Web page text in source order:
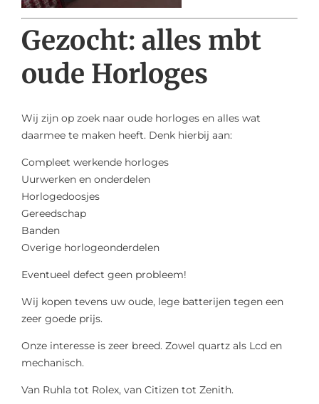
Gezocht: alles mbt
oude Horloges
Wij zijn op zoek naar oude horloges en alles wat
daarmee te maken heeft. Denk hierbij aan:
Compleet werkende horloges
Uurwerken en onderdelen
Horlogedoosjes
Gereedschap
Banden
Overige horlogeonderdelen
Eventueel defect geen probleem!
Wij kopen tevens uw oude, lege batterijen tegen een
zeer goede prijs.
Onze interesse is zeer breed. Zowel quartz als Lcd en
mechanisch.
Van Ruhla tot Rolex, van Citizen tot Zenith.